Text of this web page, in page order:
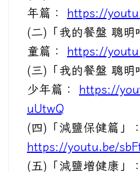
年篇： https://
(二)「我的餐盤 聰明
童篇： https://
(三)「我的餐盤 聰明
少年篇： https://
uUtwQ
(四)「減鹽保健篇」：
https://youtu.be/
(五)「減鹽增健康」：